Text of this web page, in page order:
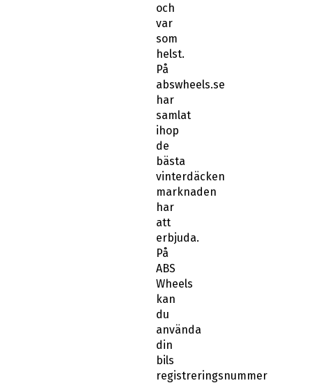
och
var
som
helst.
På
abswheels.se
har
samlat
ihop
de
bästa
vinterdäcken
marknaden
har
att
erbjuda.
På
ABS
Wheels
kan
du
använda
din
bils
registreringsnummer